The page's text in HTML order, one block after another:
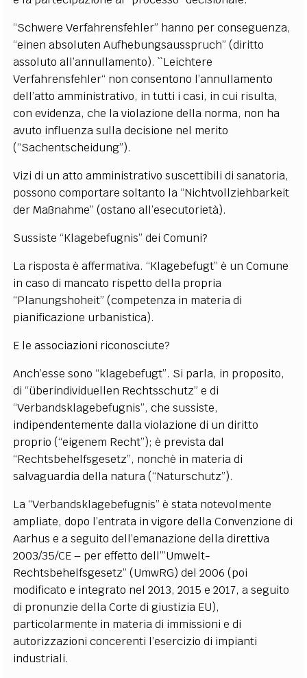
“Schwere Verfahrensfehler” hanno per conseguenza,
“einen absoluten Aufhebungsausspruch” (diritto
assoluto all’annullamento).``Leichtere
Verfahrensfehler“ non consentono l’annullamento
dell’atto amministrativo, in tutti i casi, in cui risulta,
con evidenza, che la violazione della norma, non ha
avuto influenza sulla decisione nel merito
(“Sachentscheidung”).
Vizi di un atto amministrativo suscettibili di sanatoria,
possono comportare soltanto la “Nichtvollziehbarkeit
der Maßnahme” (ostano all’esecutorietà).
Sussiste “Klagebefugnis” dei Comuni?
La risposta è affermativa. “Klagebefugt” è un Comune
in caso di mancato rispetto della propria
“Planungshoheit” (competenza in materia di
pianificazione urbanistica).
E le associazioni riconosciute?
Anch’esse sono “klagebefugt”. Si parla, in proposito,
di “überindividuellen Rechtsschutz” e di
“Verbandsklagebefugnis”, che sussiste,
indipendentemente dalla violazione di un diritto
proprio (“eigenem Recht”); è prevista dal
“Rechtsbehelfsgesetz”, nonchè in materia di
salvaguardia della natura (“Naturschutz”).
La “Verbandsklagebefugnis” è stata notevolmente
ampliate, dopo l’entrata in vigore della Convenzione di
Aarhus e a seguito dell’emanazione della direttiva
2003/35/CE – per effetto dell’”Umwelt-
Rechtsbehelfsgesetz” (UmwRG) del 2006 (poi
modificato e integrato nel 2013, 2015 e 2017, a seguito
di pronunzie della Corte di giustizia EU),
particolarmente in materia di immissioni e di
autorizzazioni concerenti l’esercizio di impianti
industriali.